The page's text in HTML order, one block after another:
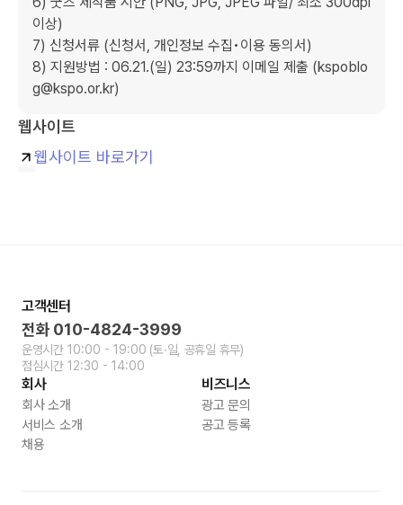
이상)
7) 신청서류 (신청서, 개인정보 수집•이용 동의서)
8) 지원방법 : 06.21.(일) 23:59까지 이메일 제출 (kspoblo
g@kspo.or.kr)
웹사이트
웹사이트 바로가기
고객센터
전화 010-4824-3999
운영시간 10:00 - 19:00 (토∙일, 공휴일 휴무)
점심시간 12:30 - 14:00
회사
회사 소개
서비스 소개
채용
비즈니스
광고 문의
공고 등록